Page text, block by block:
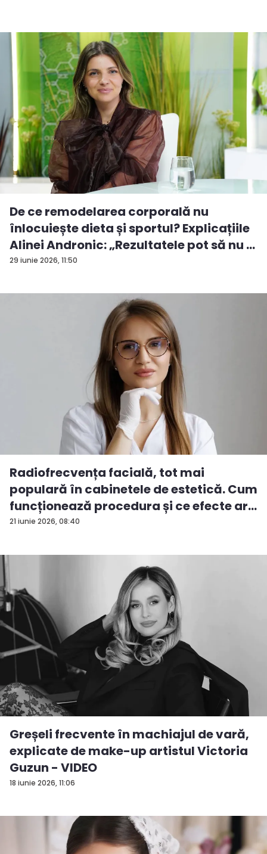
29 iunie 2026, 11:50
De ce remodelarea corporală nu
înlocuiește dieta și sportul? Explicațiile
Alinei Andronic: „Rezultatele pot să nu ...
21 iunie 2026, 08:40
Radiofrecvența facială, tot mai
populară în cabinetele de estetică. Cum
funcționează procedura și ce efecte ar...
18 iunie 2026, 11:06
Greșeli frecvente în machiajul de vară,
explicate de make-up artistul Victoria
Guzun - VIDEO